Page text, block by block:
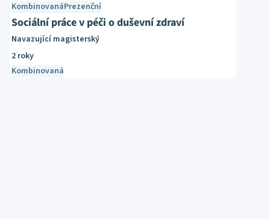
KombinovanáPrezenční
Sociální práce v péči o duševní zdraví
Navazující magisterský
2 roky
Kombinovaná